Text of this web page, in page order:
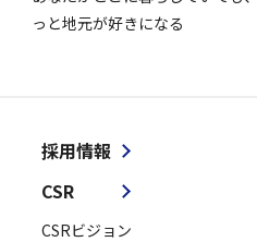
っと地元が好きになる
採用情報
CSR
CSRビジョン